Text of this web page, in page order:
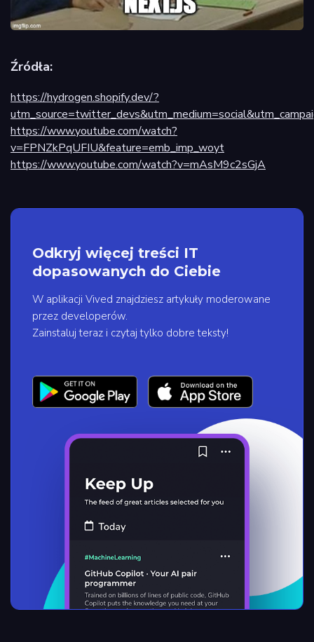
Źródła:
https://hydrogen.shopify.dev/?
https://www.youtube.com/watch?
v=FPNZkPqUFIU&feature=emb_imp_woyt
https://www.youtube.com/watch?v=mAsM9c2sGjA
Odkryj więcej treści IT
dopasowanych do Ciebie
W aplikacji Vived znajdziesz artykuły moderowane
przez developerów.
Zainstaluj teraz i czytaj tylko dobre teksty!